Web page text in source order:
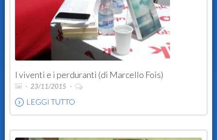
I viventi e i perduranti (di Marcello Fois)
23/11/2015
LEGGI TUTTO